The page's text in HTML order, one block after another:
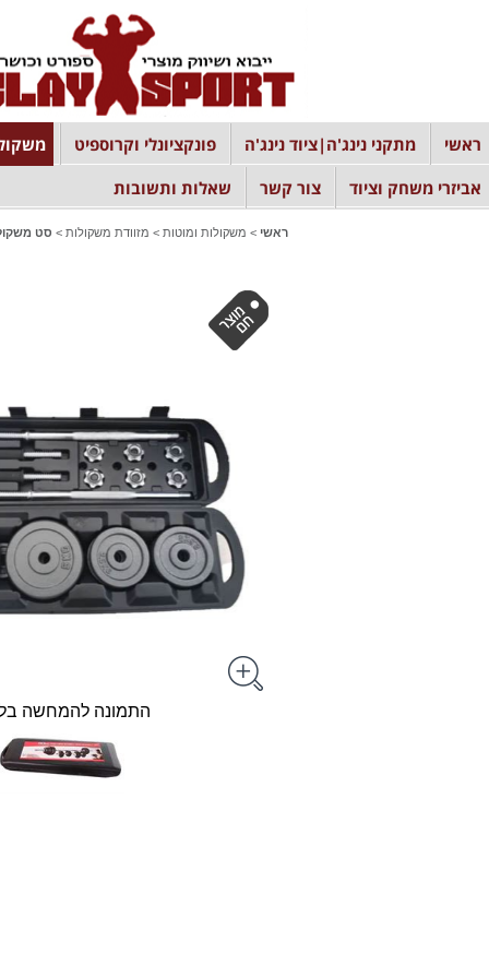
ראשי מתקני נינג'ה|ציוד נינג'ה פונקציונלי וקרוספיט
אביזרי משחק וציוד
צור קשר שאלות ותשובות
ראשי > משקולות ומוטות > מזוודת משקולות > סט
התמונה להמחשה